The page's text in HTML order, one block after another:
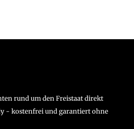
rund um den Freistaat direkt
- kostenfrei und garantiert ohne